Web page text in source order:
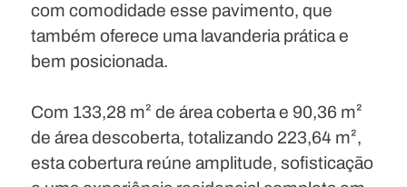
com comodidade esse pavimento, que
também oferece uma lavanderia prática e
bem posicionada.
Com 133,28 m² de área coberta e 90,36 m²
de área descoberta, totalizando 223,64 m²,
esta cobertura reúne amplitude, sofisticação